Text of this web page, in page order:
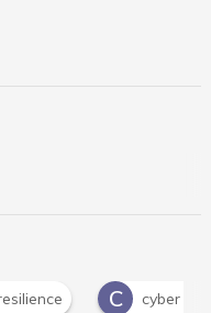
C cyber risk